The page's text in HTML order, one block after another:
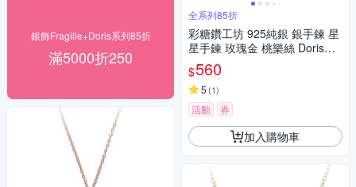
銀飾Fragille+Doris系列85折
滿5000折250
全系列85折
彩糖鑽工坊 925純銀 銀手鍊 星
星手鍊 玫瑰金 桃樂絲 Doris系
列
$560
5 (1)
活動 券
加入購物車